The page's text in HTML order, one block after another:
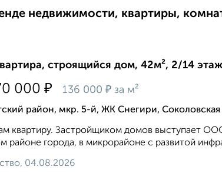
недвижимости, квартиры,
строящийся дом, 42м², 2/14 этаж
000 ₽ 136 000 ₽ за м²
район, мкр. 5-й, ЖК Снегири, Соколовская
квартиру. Застройщиком домов выступает
районе города, в микрорайоне с развитой
04.08.2026